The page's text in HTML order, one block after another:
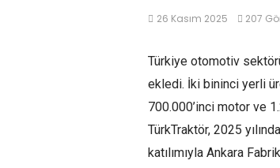
26 Kasım 2025 207
Türkiye otomotiv
ekledi. İki bininci yerli
700.000’inci motor ve
TürkTraktör, 2025
katılımıyla Ankara